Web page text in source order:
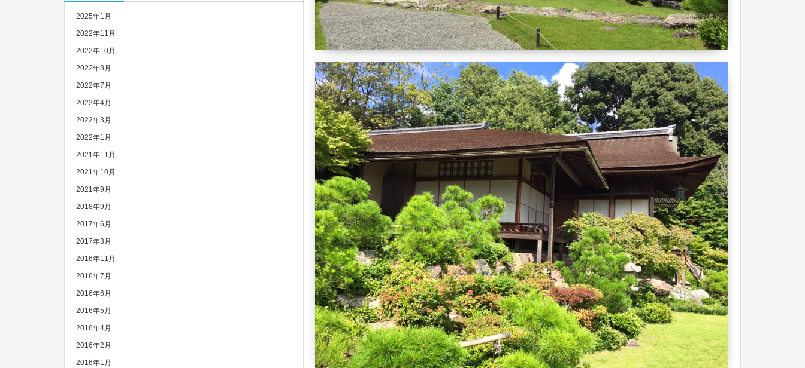
2025年1月
2022年11月
2022年10月
2022年8月
2022年7月
2022年4月
2022年3月
2022年1月
2021年11月
2021年10月
2021年9月
2018年9月
2017年6月
2017年3月
2016年11月
2016年7月
2016年6月
2016年5月
2016年4月
2016年2月
2016年1月